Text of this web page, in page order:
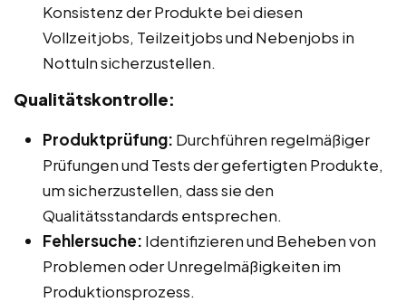
Konsistenz der Produkte bei diesen
Vollzeitjobs, Teilzeitjobs und Nebenjobs in
Nottuln sicherzustellen.
Qualitätskontrolle:
Produktprüfung: Durchführen regelmäßiger
Prüfungen und Tests der gefertigten Produkte,
um sicherzustellen, dass sie den
Qualitätsstandards entsprechen.
Fehlersuche: Identifizieren und Beheben von
Problemen oder Unregelmäßigkeiten im
Produktionsprozess.